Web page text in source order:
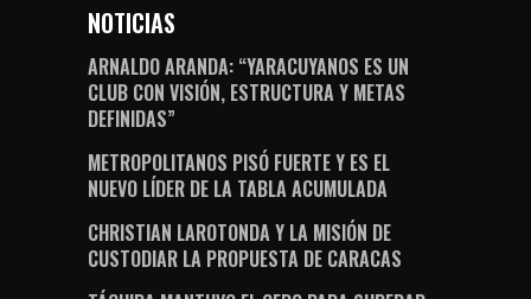
NOTICIAS
ARNALDO ARANDA: “YARACUYANOS ES UN
CLUB CON VISIÓN, ESTRUCTURA Y METAS
DEFINIDAS”
METROPOLITANOS PISÓ FUERTE Y ES EL
NUEVO LÍDER DE LA TABLA ACUMULADA
CHRISTIAN LAROTONDA Y LA MISIÓN DE
CUSTODIAR LA PROPUESTA DE CARACAS